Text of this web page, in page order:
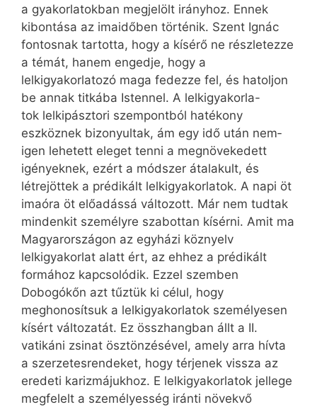
a gyakorlatokban megjelölt irányhoz. Ennek
kibontása az imaidőben történik. Szent Ignác
fontosnak tartotta, hogy a kísérő ne részletezze
a témát, hanem engedje, hogy a
lelkigyakorlatozó maga fedezze fel, és hatoljon
be annak titkába Istennel. A lelkigyakorla-
tok lelkipásztori szempontból hatékony
eszköznek bizonyultak, ám egy idő után nem­
igen lehetett eleget tenni a megnövekedett
igényeknek, ezért a módszer átalakult, és
létrejöttek a prédikált lelkigyakorlatok. A napi öt
imaóra öt előadássá változott. Már nem tudtak
mindenkit személyre szabottan kísérni. Amit ma
Magyarországon az egyházi köznyelv
lelkigyakorlat alatt ért, az ehhez a prédikált
formához kapcsolódik. Ezzel szemben
Dobogókőn azt tűztük ki célul, hogy
meghonosítsuk a lelkigyakorlatok személyesen
kísért változatát. Ez összhangban állt a II.
vatikáni zsinat ösztönzésével, amely arra hívta
a szerzetesrendeket, hogy térjenek vissza az
eredeti karizmájukhoz. E lelkigyakorlatok jellege
megfelelt a személyesség iránti növekvő